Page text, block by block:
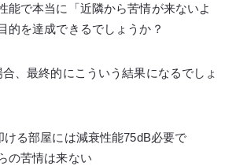
能で本当に「近隣から苦情が来ないよ
的を達成できるでしょうか？
、最終的にこういう結果になるでしょ
る部屋には減衰性能75dB必要で
苦情は来ない